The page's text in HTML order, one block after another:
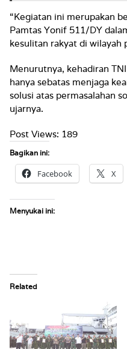
“Kegiatan ini merupakan
Pamtas Yonif 511/DY
kesulitan rakyat di wilayah
Menurutnya, kehadiran
hanya sebatas menjaga
solusi atas permasalahan
ujarnya.
Post Views: 189
Bagikan ini:
Facebook X
Menyukai ini:
Related